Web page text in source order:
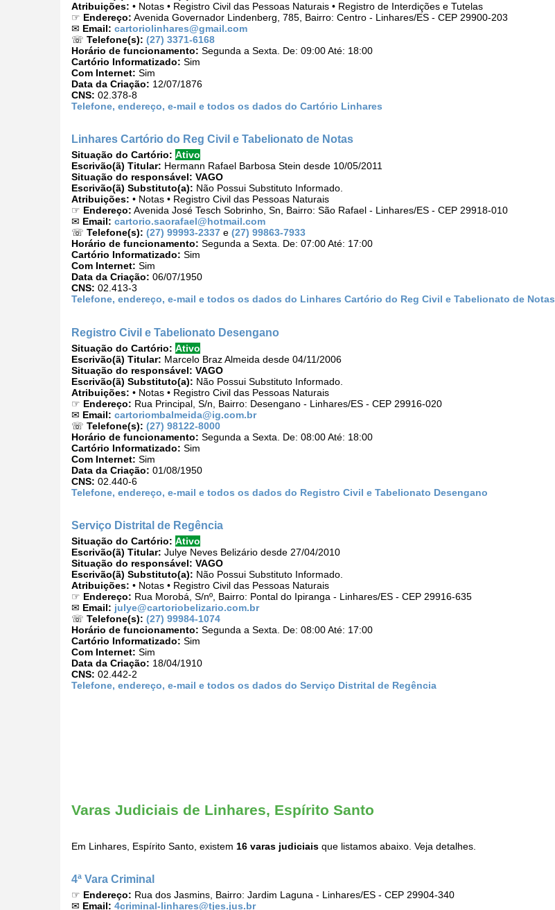
Atribuições: • Notas • Registro Civil das Pessoas Naturais • Registro de Interdições e Tutelas
☞ Endereço: Avenida Governador Lindenberg, 785, Bairro: Centro - Linhares/ES - CEP 29900-203
✉ Email: cartoriolinhares@gmail.com
☏ Telefone(s): (27) 3371-6168
Horário de funcionamento: Segunda a Sexta. De: 09:00 Até: 18:00
Cartório Informatizado: Sim
Com Internet: Sim
Data da Criação: 12/07/1876
CNS: 02.378-8
Telefone, endereço, e-mail e todos os dados do Cartório Linhares
Linhares Cartório do Reg Civil e Tabelionato de Notas
Situação do Cartório: Ativo
Escrivão(ã) Titular: Hermann Rafael Barbosa Stein desde 10/05/2011
Situação do responsável: VAGO
Escrivão(ã) Substituto(a): Não Possui Substituto Informado.
Atribuições: • Notas • Registro Civil das Pessoas Naturais
☞ Endereço: Avenida José Tesch Sobrinho, Sn, Bairro: São Rafael - Linhares/ES - CEP 29918-010
✉ Email: cartorio.saorafael@hotmail.com
☏ Telefone(s): (27) 99993-2337 e (27) 99863-7933
Horário de funcionamento: Segunda a Sexta. De: 07:00 Até: 17:00
Cartório Informatizado: Sim
Com Internet: Sim
Data da Criação: 06/07/1950
CNS: 02.413-3
Telefone, endereço, e-mail e todos os dados do Linhares Cartório do Reg Civil e Tabelionato de Notas
Registro Civil e Tabelionato Desengano
Situação do Cartório: Ativo
Escrivão(ã) Titular: Marcelo Braz Almeida desde 04/11/2006
Situação do responsável: VAGO
Escrivão(ã) Substituto(a): Não Possui Substituto Informado.
Atribuições: • Notas • Registro Civil das Pessoas Naturais
☞ Endereço: Rua Principal, S/n, Bairro: Desengano - Linhares/ES - CEP 29916-020
✉ Email: cartoriombalmeida@ig.com.br
☏ Telefone(s): (27) 98122-8000
Horário de funcionamento: Segunda a Sexta. De: 08:00 Até: 18:00
Cartório Informatizado: Sim
Com Internet: Sim
Data da Criação: 01/08/1950
CNS: 02.440-6
Telefone, endereço, e-mail e todos os dados do Registro Civil e Tabelionato Desengano
Serviço Distrital de Regência
Situação do Cartório: Ativo
Escrivão(ã) Titular: Julye Neves Belizário desde 27/04/2010
Situação do responsável: VAGO
Escrivão(ã) Substituto(a): Não Possui Substituto Informado.
Atribuições: • Notas • Registro Civil das Pessoas Naturais
☞ Endereço: Rua Morobá, S/nº, Bairro: Pontal do Ipiranga - Linhares/ES - CEP 29916-635
✉ Email: julye@cartoriobelizario.com.br
☏ Telefone(s): (27) 99984-1074
Horário de funcionamento: Segunda a Sexta. De: 08:00 Até: 17:00
Cartório Informatizado: Sim
Com Internet: Sim
Data da Criação: 18/04/1910
CNS: 02.442-2
Telefone, endereço, e-mail e todos os dados do Serviço Distrital de Regência
Varas Judiciais de Linhares, Espírito Santo
Em Linhares, Espírito Santo, existem 16 varas judiciais que listamos abaixo. Veja detalhes.
4ª Vara Criminal
☞ Endereço: Rua dos Jasmins, Bairro: Jardim Laguna - Linhares/ES - CEP 29904-340
✉ Email: 4criminal-linhares@tjes.jus.br